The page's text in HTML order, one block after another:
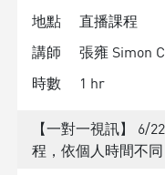
地點
直播課程
講師
張雍 Simon
時數
1 hr
【一對一視訊】 6/
程，依個人時間不